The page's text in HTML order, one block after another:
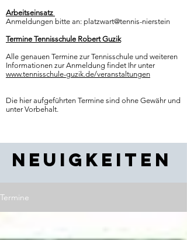
Arbeitseinsatz
Anmeldungen bitte an: platzwart@tennis-nierstein
Termine Tennisschule Robert Guzik
Alle genauen Termine zur Tennisschule und weiteren
Informationen zur Anmeldung findet Ihr unter
www.tennisschule-guzik.de/veranstaltungen
Die hier aufgeführten Termine sind ohne Gewähr und
unter Vorbehalt.
Neuigkeiten
Termine